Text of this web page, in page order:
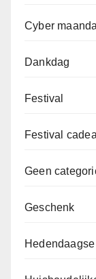
Cyber
Dankdag
Festival
Festival
Geen
Geschenk
Hedendaagse